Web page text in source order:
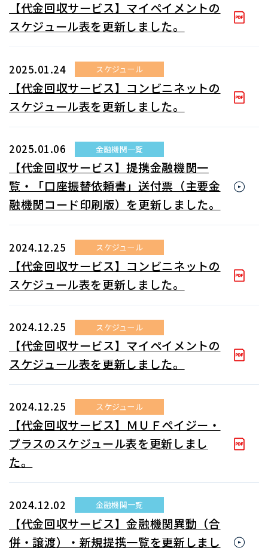
【代金回収サービス】マイペイメントの
スケジュール表を更新しました。
2025.01.24 スケジュール
【代金回収サービス】コンビニネットの
スケジュール表を更新しました。
2025.01.06 金融機関一覧
【代金回収サービス】提携金融機関一
覧・「口座振替依頼書」送付票（主要金
融機関コード印刷版）を更新しました。
2024.12.25 スケジュール
【代金回収サービス】コンビニネットの
スケジュール表を更新しました。
2024.12.25 スケジュール
【代金回収サービス】マイペイメントの
スケジュール表を更新しました。
2024.12.25 スケジュール
【代金回収サービス】ＭＵＦペイジー・
プラスのスケジュール表を更新しまし
た。
2024.12.02 金融機関一覧
【代金回収サービス】金融機関異動（合
併・譲渡）・新規提携一覧を更新しまし